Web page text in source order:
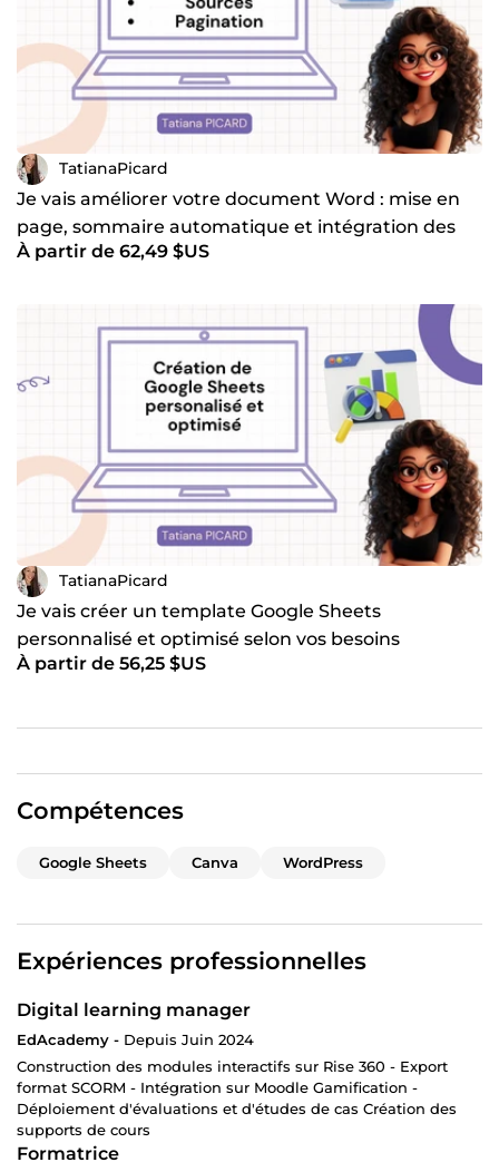
TatianaPicard
Je vais améliorer votre document Word : mise en
page, sommaire automatique et intégration des
sources
À partir de 62,49 $US
TatianaPicard
Je vais créer un template Google Sheets
personnalisé et optimisé selon vos besoins
spécifiques
À partir de 56,25 $US
Compétences
Google Sheets Canva WordPress
Expériences professionnelles
Digital learning manager
EdAcademy - Depuis Juin 2024
Construction des modules interactifs sur Rise 360 - Export
format SCORM - Intégration sur Moodle Gamification -
Déploiement d'évaluations et d'études de cas Création des
supports de cours
Formatrice